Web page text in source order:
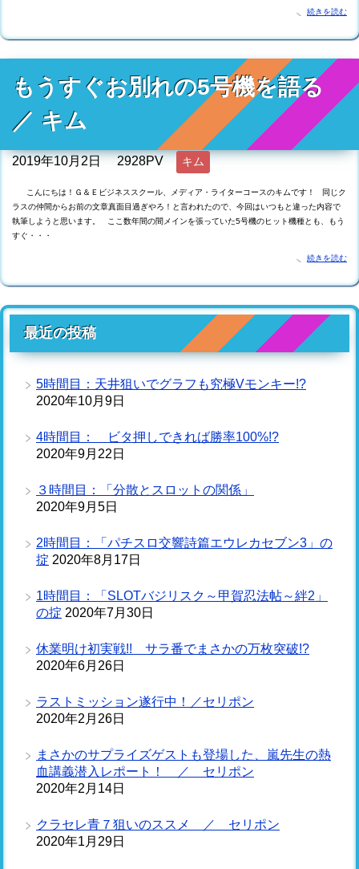
続きを読む
もうすぐお別れの5号機を語る
／ キム
2019年10月2日 2928PV キム
こんにちは！Ｇ＆Ｅビジネススクール、メディア・ライターコースのキムです！ 同じク
ラスの仲間からお前の文章真面目過ぎやろ！と言われたので、今回はいつもと違った内容で
執筆しようと思います。 ここ数年間の間メインを張っていた5号機のヒット機種とも、もう
すぐ・・・
続きを読む
最近の投稿
5時間目：天井狙いでグラフも究極Vモンキー!?
2020年10月9日
4時間目： ビタ押しできれば勝率100%!?
2020年9月22日
３時間目：「分散とスロットの関係」
2020年9月5日
2時間目：「パチスロ交響詩篇エウレカセブン3」の
掟 2020年8月17日
1時間目：「SLOTバジリスク～甲賀忍法帖～絆2」
の掟 2020年7月30日
休業明け初実戦!! サラ番でまさかの万枚突破!?
2020年6月26日
ラストミッション遂行中！／セリポン
2020年2月26日
まさかのサプライズゲストも登場した、嵐先生の熱
血講義潜入レポート！ ／ セリポン
2020年2月14日
クラセレ青７狙いのススメ ／ セリポン
2020年1月29日